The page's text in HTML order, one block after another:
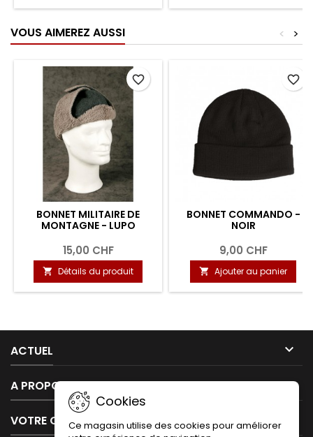
VOUS AIMEREZ AUSSI >
<
BONNET MILITAIRE DE
MONTAGNE - LUPO
15,00 CHF
 Détails du produit
favorite_border
BONNET COMMANDO -
NOIR
9,00 CHF
 Ajouter au panier
favorite_border
ACTUEL 
A PROPOS DE NOUS 
VOTRE COMPTE 
Cookies
Ce magasin utilise des cookies pour améliorer